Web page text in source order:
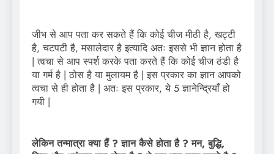
जीभ से आप पता कर सकते हैं कि कोई चीज मीठी है, खट्टी
है, चटपटी है, मसालेदार है इत्यादि अतः इससे भी ज्ञान होता है
| त्वचा से आप स्पर्श करके पता करते हैं कि कोई चीज ठंडी है
या गर्म है | ठोस है या मुलायम है | इस प्रकार का ज्ञान आपको
त्वचा से ही होता है | अतः इस प्रकार, ये 5 ज्ञानेन्द्रियाँ हो
गयी |
लेकिन तन्मात्रा क्या हैं ? ज्ञान कैसे होता है ? मन, बुद्धि,